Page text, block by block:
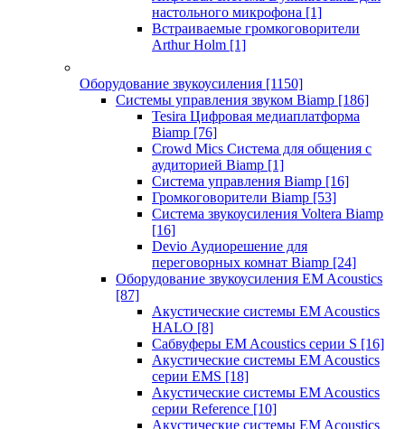
настольного микрофона [1]
Встраиваемые громкоговорители
Arthur Holm [1]
Оборудование звукоусиления [1150]
Системы управления звуком Biamp [186]
Tesira Цифровая медиаплатформа
Biamp [76]
Crowd Mics Система для общения с
аудиторией Biamp [1]
Система управления Biamp [16]
Громкоговорители Biamp [53]
Система звукоусиления Voltera Biamp
[16]
Devio Аудиорешение для
переговорных комнат Biamp [24]
Оборудование звукоусиления EM Acoustics
[87]
Акустические системы EM Acoustics
HALO [8]
Сабвуферы EM Acoustics серии S [16]
Акустические системы EM Acoustics
серии EMS [18]
Акустические системы EM Acoustics
серии Reference [10]
Акустические системы EM Acoustics